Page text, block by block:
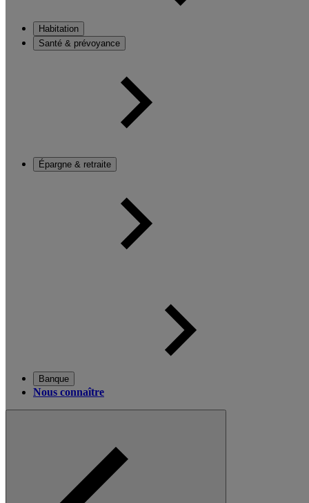
Habitation
Santé & prévoyance
Épargne & retraite
Banque
Nous connaître